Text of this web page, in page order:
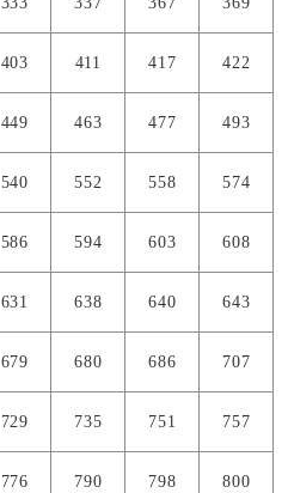
403 411 417 422
449 463 477 493
540 552 558 574
586 594 603 608
631 638 640 643
679 680 686 707
729 735 751 757
776 790 798 800